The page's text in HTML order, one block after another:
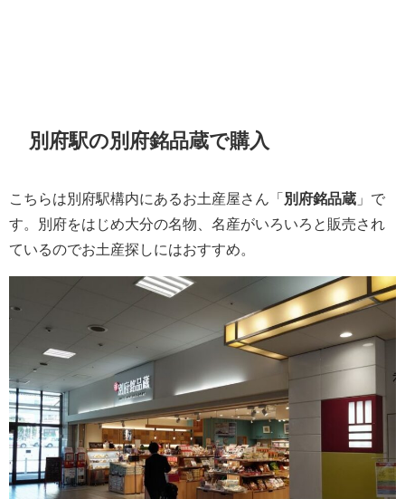
別府駅の別府銘品蔵で購入
こちらは別府駅構内にあるお土産屋さん「 別府銘品蔵 」で
す。別府をはじめ大分の名物、名産がいろいろと販売され
ているのでお土産探しにはおすすめ。